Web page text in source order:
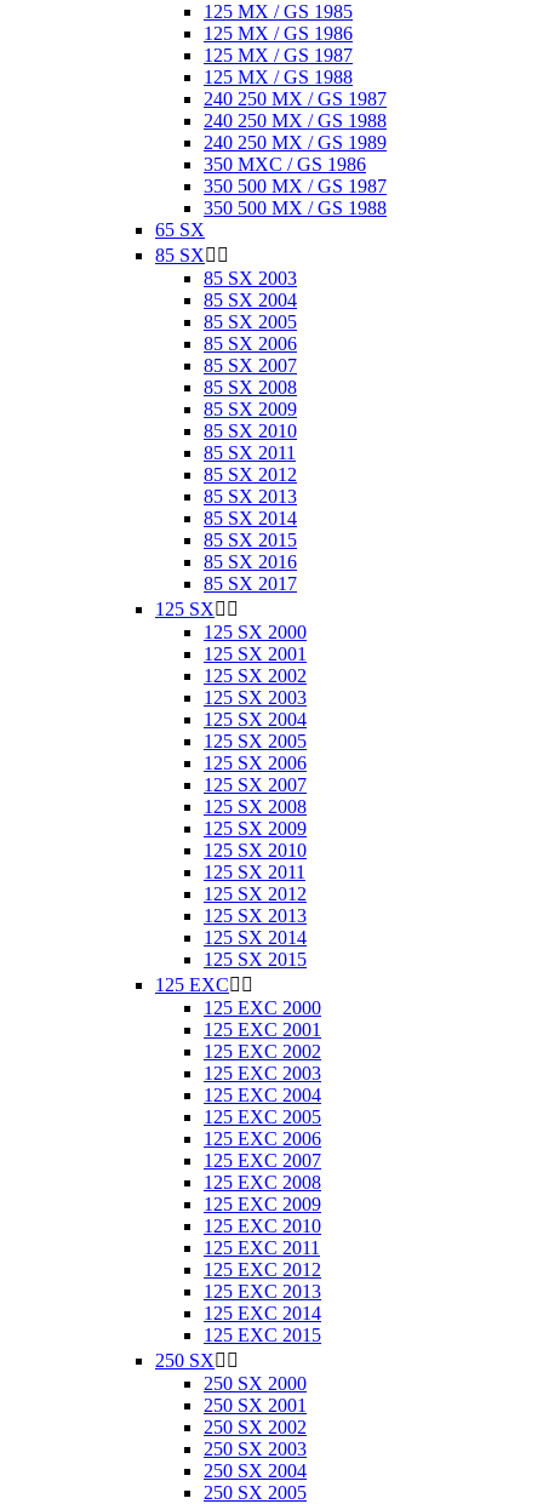
125 MX / GS 1985
125 MX / GS 1986
125 MX / GS 1987
125 MX / GS 1988
240 250 MX / GS 1987
240 250 MX / GS 1988
240 250 MX / GS 1989
350 MXC / GS 1986
350 500 MX / GS 1987
350 500 MX / GS 1988
65 SX
85 SX 
85 SX 2003
85 SX 2004
85 SX 2005
85 SX 2006
85 SX 2007
85 SX 2008
85 SX 2009
85 SX 2010
85 SX 2011
85 SX 2012
85 SX 2013
85 SX 2014
85 SX 2015
85 SX 2016
85 SX 2017
125 SX 
125 SX 2000
125 SX 2001
125 SX 2002
125 SX 2003
125 SX 2004
125 SX 2005
125 SX 2006
125 SX 2007
125 SX 2008
125 SX 2009
125 SX 2010
125 SX 2011
125 SX 2012
125 SX 2013
125 SX 2014
125 SX 2015
125 EXC 
125 EXC 2000
125 EXC 2001
125 EXC 2002
125 EXC 2003
125 EXC 2004
125 EXC 2005
125 EXC 2006
125 EXC 2007
125 EXC 2008
125 EXC 2009
125 EXC 2010
125 EXC 2011
125 EXC 2012
125 EXC 2013
125 EXC 2014
125 EXC 2015
250 SX 
250 SX 2000
250 SX 2001
250 SX 2002
250 SX 2003
250 SX 2004
250 SX 2005